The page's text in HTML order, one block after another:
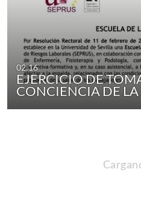
02:16
EJERCICIO DE
CONCIENCIA DE